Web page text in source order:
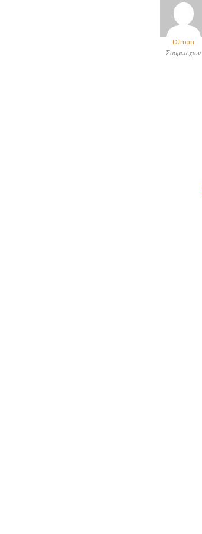
DJman
Συμμετέχων